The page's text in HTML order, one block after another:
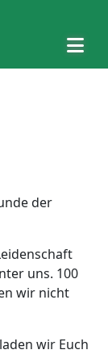
der
uns. 100
wir nicht
wir Euch